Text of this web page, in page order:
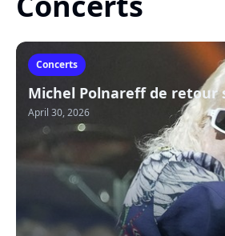
Concerts
Michel Polnareff de retour
April 30, 2026